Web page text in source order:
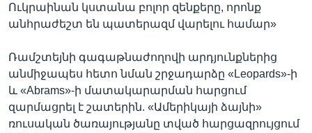
Ուկրաինան կստանա բոլոր զենքերը, որոնք
անհրաժեշտ են պատերազմ վարելու համար»
Ռամշտեյնի գագաթնաժողովի արդյունքներից
անմիջապես հետո նման շրջադարձը «Leopards»-ի
և «Abrams»-ի մատակարարման հարցում
զարմացրել է շատերին. «Ամերիկայի ձայնի»
ռուսական ծառայությանը տված հարցազրույցում